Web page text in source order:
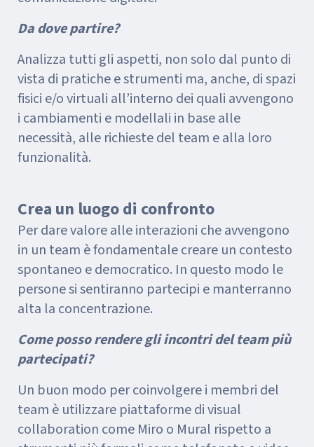
Da dove partire?
Analizza tutti gli aspetti, non solo dal punto di
vista di pratiche e strumenti ma, anche, di spazi
fisici e/o virtuali all’interno dei quali avvengono
i cambiamenti e modellali in base alle
necessità, alle richieste del team e alla loro
funzionalità.
Crea un luogo di confronto
Per dare valore alle interazioni che avvengono
in un team è fondamentale creare un contesto
spontaneo e democratico. In questo modo le
persone si sentiranno partecipi e manterranno
alta la concentrazione.
Come posso rendere gli incontri del team più
partecipati?
Un buon modo per coinvolgere i membri del
team è utilizzare piattaforme di visual
collaboration come Miro o Mural rispetto a